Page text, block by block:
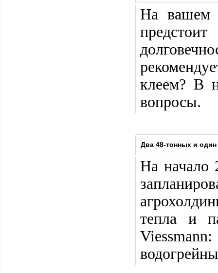
На вашем
клеем? В
вопросы.
Два 48-тонных и
На начало
тепла и